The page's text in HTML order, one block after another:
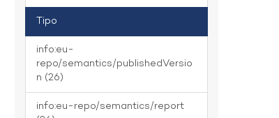
Tipo
info:eu-
repo/semantics/publishedVersio
n (26)
info:eu-repo/semantics/report